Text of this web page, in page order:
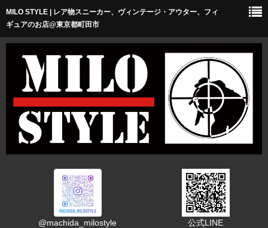
ショップについて
アクセス
オススメリンク
お問い合わせ
MILO STYLE | レア物スニーカー、ヴィンテージ・アウター、フィ
ギュアのお店@東京都町田市
@machida_milostyle 公式LINE